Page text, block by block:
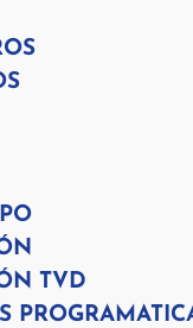
TVD